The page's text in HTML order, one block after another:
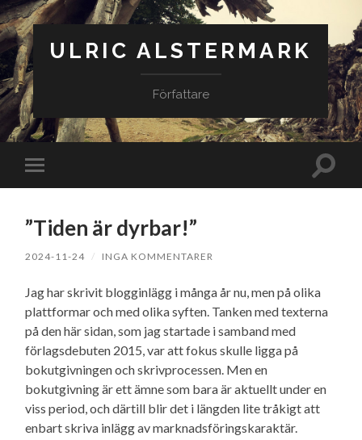
ULRIC ALSTERMARK
Författare
Slå
på/av
Slå
”Tiden är dyrbar!”
2024-11-24 / INGA KOMMENTARER
Jag har skrivit blogginlägg i många år nu, men på olika
plattformar och med olika syften. Tanken med texterna
på den här sidan, som jag startade i samband med
förlagsdebuten 2015, var att fokus skulle ligga på
bokutgivningen och skrivprocessen. Men en
bokutgivning är ett ämne som bara är aktuellt under en
viss period, och därtill blir det i längden lite tråkigt att
enbart skriva inlägg av marknads­förings­karaktär.